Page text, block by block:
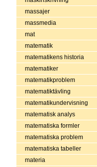
massajer
massmedia
mat
matematik
matematikens historia
matematiker
matematikproblem
matematiktävling
matematikundervisning
matematisk analys
matematiska formler
matematiska problem
matematiska tabeller
materia